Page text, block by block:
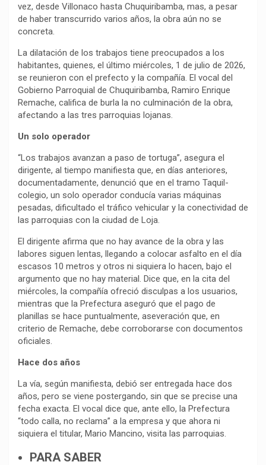
vez, desde Villonaco hasta Chuquiribamba, mas, a pesar
de haber transcurrido varios años, la obra aún no se
concreta.
La dilatación de los trabajos tiene preocupados a los
habitantes, quienes, el último miércoles, 1 de julio de 2026,
se reunieron con el prefecto y la compañía. El vocal del
Gobierno Parroquial de Chuquiribamba, Ramiro Enrique
Remache, califica de burla la no culminación de la obra,
afectando a las tres parroquias lojanas.
Un solo operador
“Los trabajos avanzan a paso de tortuga”, asegura el
dirigente, al tiempo manifiesta que, en días anteriores,
documentadamente, denunció que en el tramo Taquil-
colegio, un solo operador conducía varias máquinas
pesadas, dificultado el tráfico vehicular y la conectividad de
las parroquias con la ciudad de Loja.
El dirigente afirma que no hay avance de la obra y las
labores siguen lentas, llegando a colocar asfalto en el día
escasos 10 metros y otros ni siquiera lo hacen, bajo el
argumento que no hay material. Dice que, en la cita del
miércoles, la compañía ofreció disculpas a los usuarios,
mientras que la Prefectura aseguró que el pago de
planillas se hace puntualmente, aseveración que, en
criterio de Remache, debe corroborarse con documentos
oficiales.
Hace dos años
La vía, según manifiesta, debió ser entregada hace dos
años, pero se viene postergando, sin que se precise una
fecha exacta. El vocal dice que, ante ello, la Prefectura
“todo calla, no reclama” a la empresa y que ahora ni
siquiera el titular, Mario Mancino, visita las parroquias.
PARA SABER